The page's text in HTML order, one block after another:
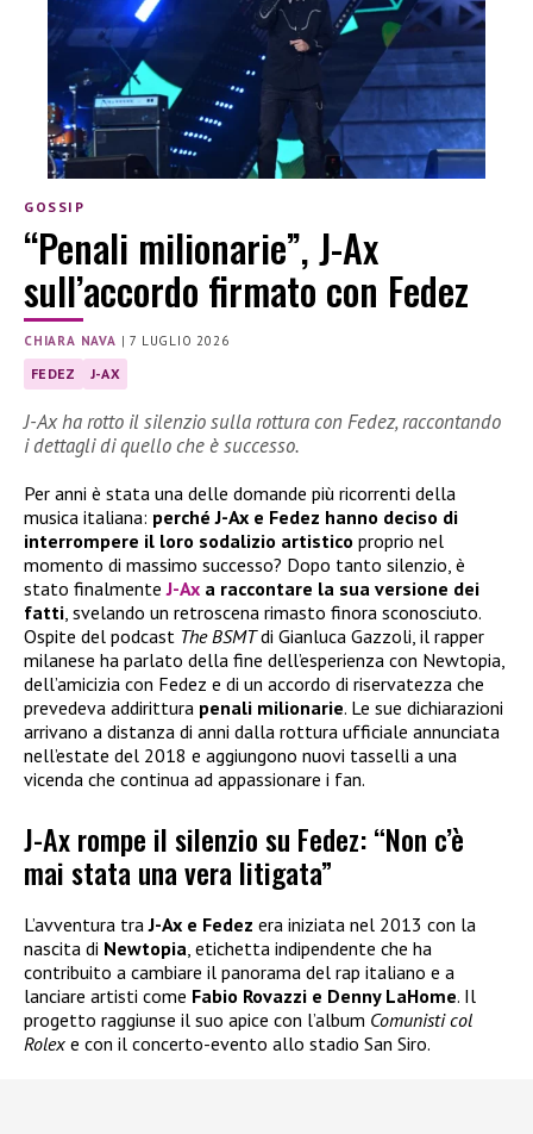
GOSSIP
“Penali milionarie”, J-Ax
sull’accordo firmato con Fedez
CHIARA NAVA |7 LUGLIO 2026
FEDEZ J-AX
J-Ax ha rotto il silenzio sulla rottura con Fedez, raccontando
i dettagli di quello che è successo.
Per anni è stata una delle domande più ricorrenti della
musica italiana: perché J-Ax e Fedez hanno deciso di
interrompere il loro sodalizio artistico proprio nel
momento di massimo successo? Dopo tanto silenzio, è
stato finalmenteJ-Ax a raccontare la sua versione dei
fatti, svelando un retroscena rimasto finora sconosciuto.
Ospite del podcast The BSMTdi Gianluca Gazzoli, il rapper
milanese ha parlato della fine dell’esperienza con Newtopia,
dell’amicizia con Fedez e di un accordo di riservatezza che
prevedeva addirittura penali milionarie. Le sue dichiarazioni
arrivano a distanza di anni dalla rottura ufficiale annunciata
nell’estate del 2018 e aggiungono nuovi tasselli a una
vicenda che continua ad appassionare i fan.
J-Ax rompe il silenzio su Fedez: “Non c’è
mai stata una vera litigata”
L’avventura traJ-Ax e Fedez era iniziata nel 2013 con la
nascita di Newtopia, etichetta indipendente che ha
contribuito a cambiare il panorama del rap italiano e a
lanciare artisti come Fabio Rovazzi e Denny LaHome. Il
progetto raggiunse il suo apice con l’album Comunisti col
Rolex e con il concerto-evento allo stadio San Siro.